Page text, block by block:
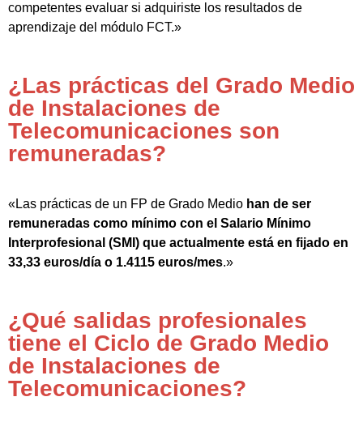
competentes evaluar si adquiriste los resultados de
aprendizaje del módulo FCT.»
¿Las prácticas del Grado Medio
de Instalaciones de
Telecomunicaciones son
remuneradas?
«Las prácticas de un FP de Grado Medio han de ser
remuneradas como mínimo con el Salario Mínimo
Interprofesional (SMI) que actualmente está en fijado en
33,33 euros/día o 1.4115 euros/mes.»
¿Qué salidas profesionales
tiene el Ciclo de Grado Medio
de Instalaciones de
Telecomunicaciones?